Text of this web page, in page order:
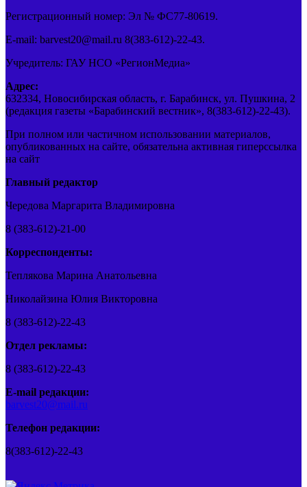
Регистрационный номер: Эл № ФС77-80619.
E-mail: barvest20@mail.ru 8(383-612)-22-43.
Учредитель: ГАУ НСО «РегионМедиа»
Адрес:
632334, Новосибирская область, г. Барабинск, ул. Пушкина, 2
(редакция газеты «Барабинский вестник», 8(383-612)-22-43).
При полном или частичном использовании материалов,
опубликованных на сайте, обязательна активная гиперссылка
на сайт
Главный редактор
Чередова Маргарита Владимировна
8 (383-612)-21-00
Корреспонденты:
Теплякова Марина Анатольевна
Николайзина Юлия Викторовна
8 (383-612)-22-43
Отдел рекламы:
8 (383-612)-22-43
E-mail редакции:
barvest20@mail.ru
Телефон редакции:
8(383-612)-22-43